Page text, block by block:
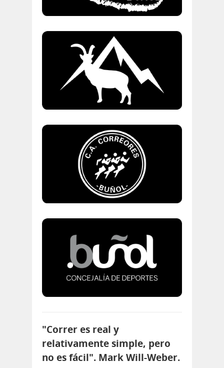
"Correr es real y
relativamente simple, pero
no es fácil". Mark Will-Weber.